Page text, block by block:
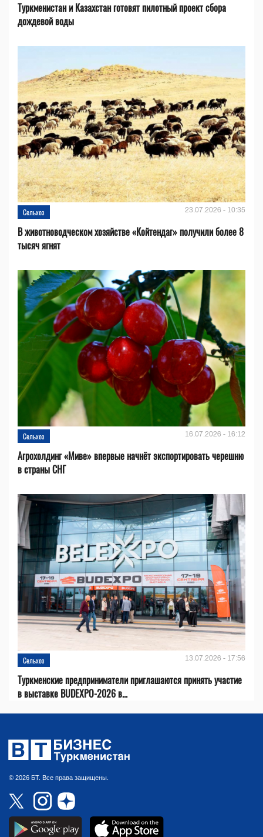
Туркменистан и Казахстан готовят пилотный проект сбора
дождевой воды
Сельхоз 23.07.2026 - 10:35
В животноводческом хозяйстве «Койтендаг» получили более 8
тысяч ягнят
Сельхоз 16.07.2026 - 16:12
Агрохолдинг «Миве» впервые начнёт экспортировать черешню
в страны СНГ
Сельхоз 13.07.2026 - 17:56
Туркменские предприниматели приглашаются принять участие
в выставке BUDEXPO-2026 в...
© 2026 БТ. Все права защищены.